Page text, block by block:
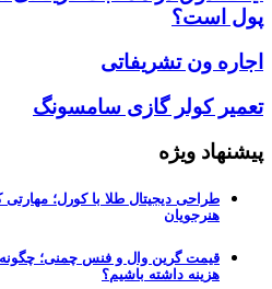
پول است؟
اجاره ون تشریفاتی
تعمیر کولر گازی سامسونگ
پیشنهاد ویژه
طراحی دیجیتال طلا با کورل؛
هنرجویان
قیمت گرین وال و فنس چمنی؛ چگونه
هزینه داشته باشیم؟